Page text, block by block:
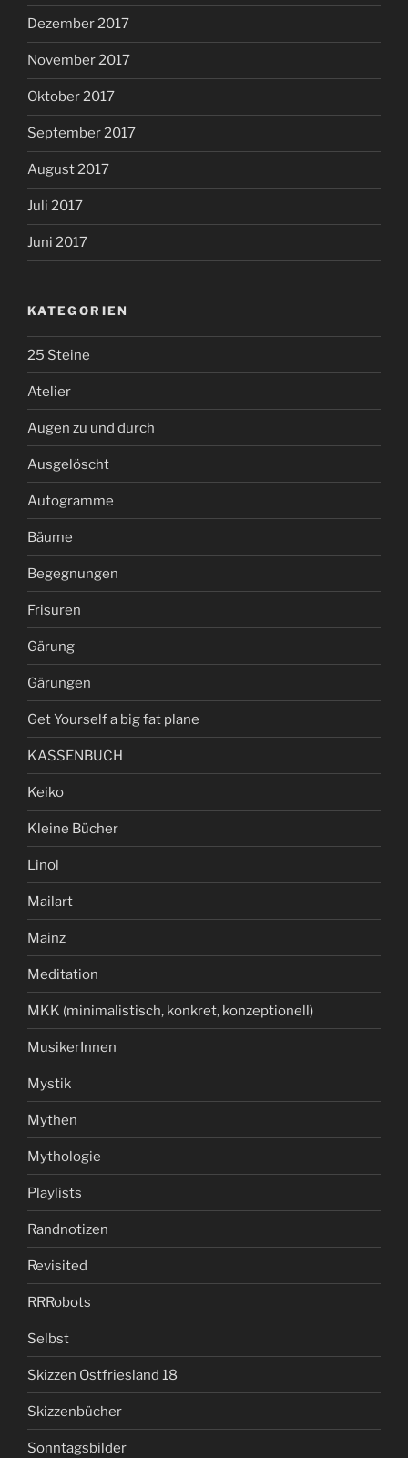
Dezember 2017
November 2017
Oktober 2017
September 2017
August 2017
Juli 2017
Juni 2017
KATEGORIEN
25 Steine
Atelier
Augen zu und durch
Ausgelöscht
Autogramme
Bäume
Begegnungen
Frisuren
Gärung
Gärungen
Get Yourself a big fat plane
KASSENBUCH
Keiko
Kleine Bücher
Linol
Mailart
Mainz
Meditation
MKK (minimalistisch, konkret, konzeptionell)
MusikerInnen
Mystik
Mythen
Mythologie
Playlists
Randnotizen
Revisited
RRRobots
Selbst
Skizzen Ostfriesland 18
Skizzenbücher
Sonntagsbilder